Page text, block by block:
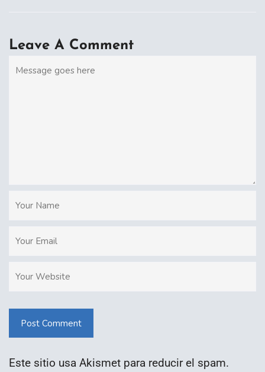
Leave A Comment
Post Comment
Este sitio usa Akismet para reducir el spam.